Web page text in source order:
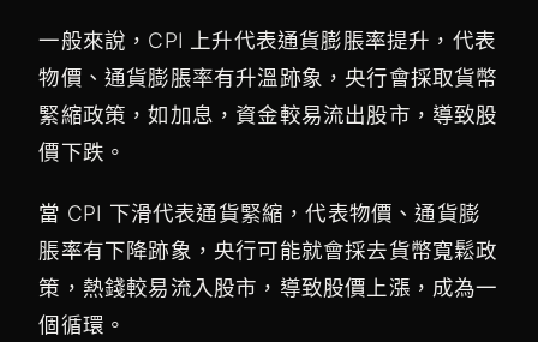
一般來說，CPI 上升代表通貨膨脹率提升，代表
物價、通貨膨脹率有升溫跡象，央行會採取貨幣
緊縮政策，如加息，資金較易流出股市，導致股
價下跌。
當 CPI 下滑代表通貨緊縮，代表物價、通貨膨
脹率有下降跡象，央行可能就會採去貨幣寬鬆政
策，熱錢較易流入股市，導致股價上漲，成為一
個循環。